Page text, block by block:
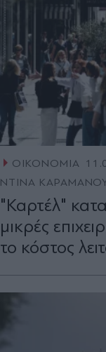
ΟΙΚΟΝΟΜΙΑ
ΝΤΙΝΑ
"Καρτέλ"
μικρές
το κόστος